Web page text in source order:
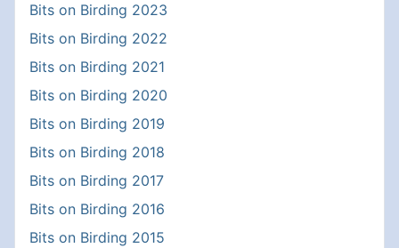
Bits on Birding 2023
Bits on Birding 2022
Bits on Birding 2021
Bits on Birding 2020
Bits on Birding 2019
Bits on Birding 2018
Bits on Birding 2017
Bits on Birding 2016
Bits on Birding 2015